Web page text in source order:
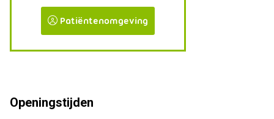
Patiëntenomgeving
Openingstijden